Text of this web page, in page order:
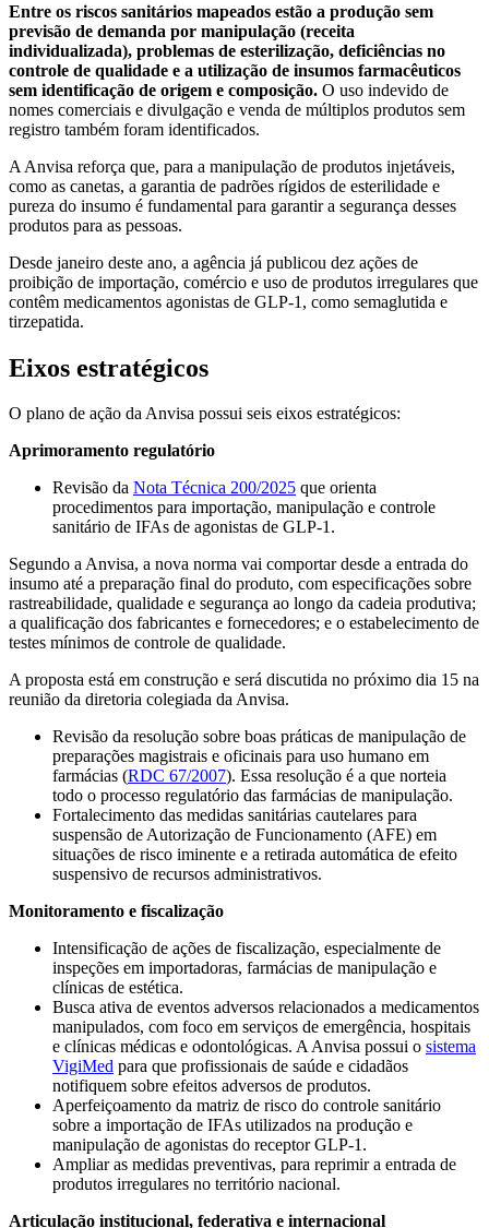
Entre os riscos sanitários mapeados estão a produção sem
previsão de demanda por manipulação (receita
individualizada), problemas de esterilização, deficiências no
controle de qualidade e a utilização de insumos farmacêuticos
sem identificação de origem e composição. O uso indevido de
nomes comerciais e divulgação e venda de múltiplos produtos sem
registro também foram identificados.
A Anvisa reforça que, para a manipulação de produtos injetáveis,
como as canetas, a garantia de padrões rígidos de esterilidade e
pureza do insumo é fundamental para garantir a segurança desses
produtos para as pessoas.
Desde janeiro deste ano, a agência já publicou dez ações de
proibição de importação, comércio e uso de produtos irregulares que
contêm medicamentos agonistas de GLP-1, como semaglutida e
tirzepatida.
Eixos estratégicos
O plano de ação da Anvisa possui seis eixos estratégicos:
Aprimoramento regulatório
Revisão da Nota Técnica 200/2025 que orienta
procedimentos para importação, manipulação e controle
sanitário de IFAs de agonistas de GLP-1.
Segundo a Anvisa, a nova norma vai comportar desde a entrada do
insumo até a preparação final do produto, com especificações sobre
rastreabilidade, qualidade e segurança ao longo da cadeia produtiva;
a qualificação dos fabricantes e fornecedores; e o estabelecimento de
testes mínimos de controle de qualidade.
A proposta está em construção e será discutida no próximo dia 15 na
reunião da diretoria colegiada da Anvisa.
Revisão da resolução sobre boas práticas de manipulação de
preparações magistrais e oficinais para uso humano em
farmácias (RDC 67/2007). Essa resolução é a que norteia
todo o processo regulatório das farmácias de manipulação.
Fortalecimento das medidas sanitárias cautelares para
suspensão de Autorização de Funcionamento (AFE) em
situações de risco iminente e a retirada automática de efeito
suspensivo de recursos administrativos.
Monitoramento e fiscalização
Intensificação de ações de fiscalização, especialmente de
inspeções em importadoras, farmácias de manipulação e
clínicas de estética.
Busca ativa de eventos adversos relacionados a medicamentos
manipulados, com foco em serviços de emergência, hospitais
e clínicas médicas e odontológicas. A Anvisa possui o sistema
VigiMed para que profissionais de saúde e cidadãos
notifiquem sobre efeitos adversos de produtos.
Aperfeiçoamento da matriz de risco do controle sanitário
sobre a importação de IFAs utilizados na produção e
manipulação de agonistas do receptor GLP-1.
Ampliar as medidas preventivas, para reprimir a entrada de
produtos irregulares no território nacional.
Articulação institucional, federativa e internacional